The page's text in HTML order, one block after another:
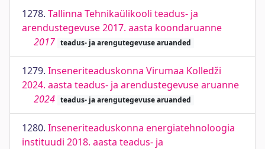
1278. Tallinna Tehnikaülikooli teadus- ja
arendustegevuse 2017. aasta koondaruanne
2017 teadus- ja arengutegevuse aruanded
1279. Inseneriteaduskonna Virumaa Kolledži
2024. aasta teadus- ja arendustegevuse aruanne
2024 teadus- ja arengutegevuse aruanded
1280. Inseneriteaduskonna energiatehnoloogia
instituudi 2018. aasta teadus- ja